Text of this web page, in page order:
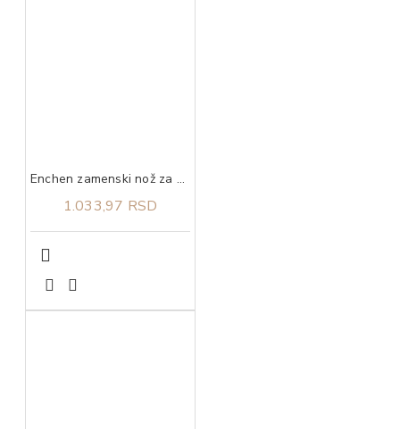
Enchen zamenski nož za Boost Black
1.033,97 RSD